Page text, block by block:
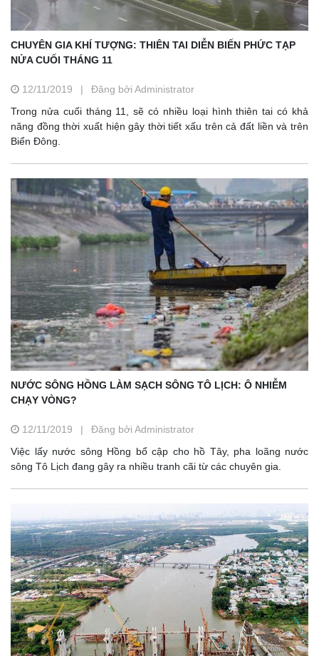
CHUYÊN GIA KHÍ TƯỢNG: THIÊN TAI DIỄN BIẾN PHỨC TẠP
NỬA CUỐI THÁNG 11
12/11/2019 | Đăng bởi Administrator
Trong nửa cuối tháng 11, sẽ có nhiều loại hình thiên tai có khả
năng đồng thời xuất hiện gây thời tiết xấu trên cả đất liền và trên
Biển Đông.
NƯỚC SÔNG HỒNG LÀM SẠCH SÔNG TÔ LỊCH: Ô NHIỄM
CHẠY VÒNG?
12/11/2019 | Đăng bởi Administrator
Việc lấy nước sông Hồng bổ cập cho hồ Tây, pha loãng nước
sông Tô Lịch đang gây ra nhiều tranh cãi từ các chuyên gia.